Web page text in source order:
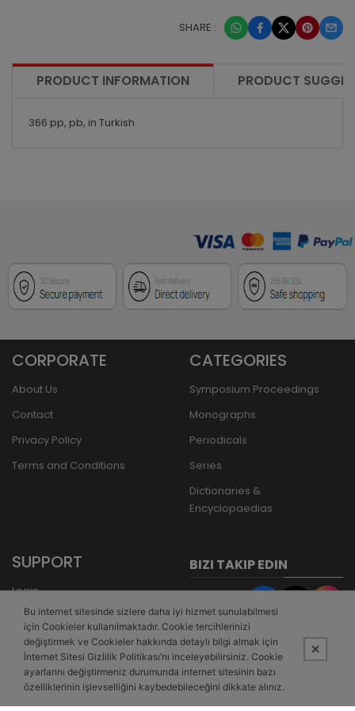
SHARE :
PRODUCT INFORMATION PRODUCT
366 pp, pb, in Turkish.
CORPORATE
About Us
Contact
Privacy Policy
Terms and Conditions
CATEGORIES
Symposium Proceedings
Monographs
Periodicals
Series
Dictionaries &
Encyclopaedias
SUPPORT
Login
Register
Forgot Password
Bank Transfer
BIZI TAKIP EDIN
Bu internet sitesinde sizlere daha iyi hizmet sunulabilmesi
için Cookieler kullanılmaktadır. Cookie tercihlerinizi
değiştirmek ve Cookieler hakkında detaylı bilgi almak için
İnternet Sitesi Gizlilik Politikası’nı inceleyebilirsiniz. Cookie
ayarlarını değiştirmeniz durumunda internet sitesinin bazı
özelliklerinin işlevselliğini kaybedebileceğini dikkate alınız.